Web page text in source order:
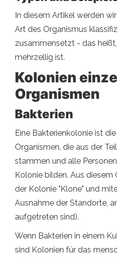
In diesem Artikel werden
Art des Organismus
zusammensetzt - das
mehrzellig ist.
Kolonien
Organismen
Bakterien
Eine Bakterienkolonie ist
Organismen, die aus der
stammen und alle
Kolonie bilden. Aus diesem
der Kolonie "Klone" und
Ausnahme der Standorte,
aufgetreten sind).
Wenn Bakterien in einem
sind Kolonien für das